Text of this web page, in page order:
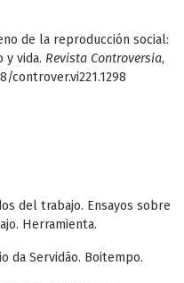
de la reproducción social:
vida. Revista Controversia,
controver.vi221.1298
del trabajo. Ensayos sobre
Herramienta.
da Servidão. Boitempo.